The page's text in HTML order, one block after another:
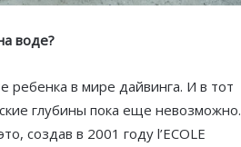
воде?
ребенка в мире дайвинга. И в тот
глубины пока еще невозможно.
создав в 2001 году l’ECOLE